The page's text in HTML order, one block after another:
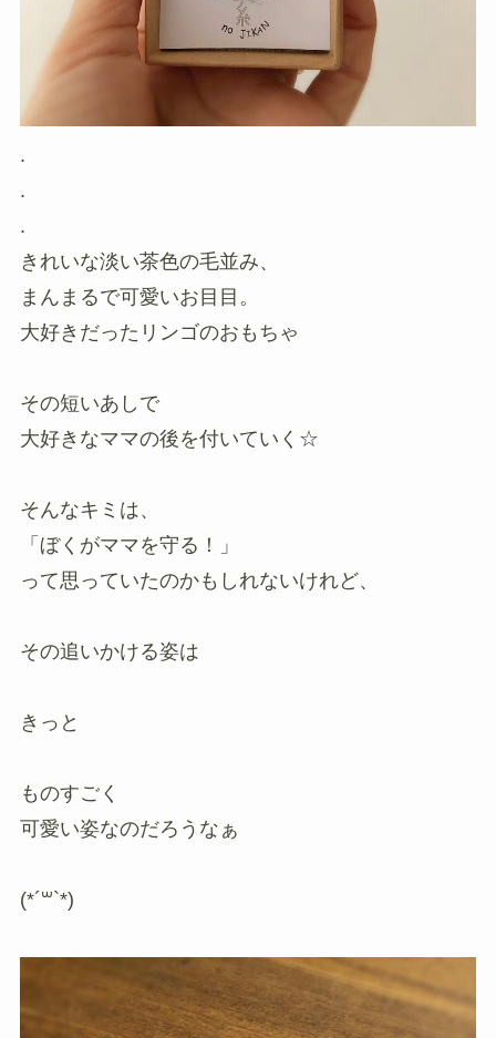
.
.
.
きれいな淡い茶色の毛並み、
まんまるで可愛いお目目。
大好きだったリンゴのおもちゃ
その短いあしで
大好きなママの後を付いていく☆
そんなキミは、
「ぼくがママを守る！」
って思っていたのかもしれないけれど、
その追いかける姿は
きっと
ものすごく
可愛い姿なのだろうなぁ
(*´꒳`*)